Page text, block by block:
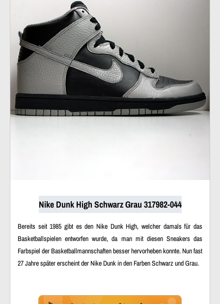
Nike Dunk High Schwarz Grau 317982-044
Bereits seit 1985 gibt es den Nike Dunk High, welcher damals für das
Basketballspielen entworfen wurde, da man mit diesen Sneakers das
Farbspiel der Basketballmannschaften besser hervorheben konnte. Nun fast
27 Jahre später erscheint der Nike Dunk in den Farben Schwarz und Grau.